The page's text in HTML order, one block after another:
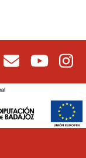
E-Mail Youtube